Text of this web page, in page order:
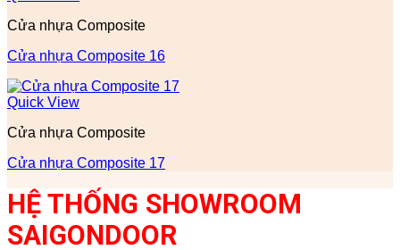
Cửa nhựa Composite
Cửa nhựa Composite 16
Quick View
Cửa nhựa Composite
Cửa nhựa Composite 17
HỆ THỐNG SHOWROOM
SAIGONDOOR